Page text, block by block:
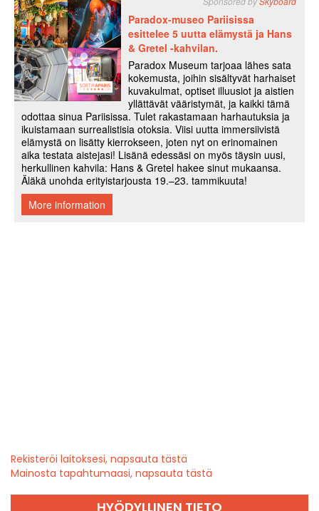
Rekisteröi laitoksesi, napsauta tästä
Mainosta tapahtumaasi, napsauta tästä
HYÖDYLLINEN TIETO